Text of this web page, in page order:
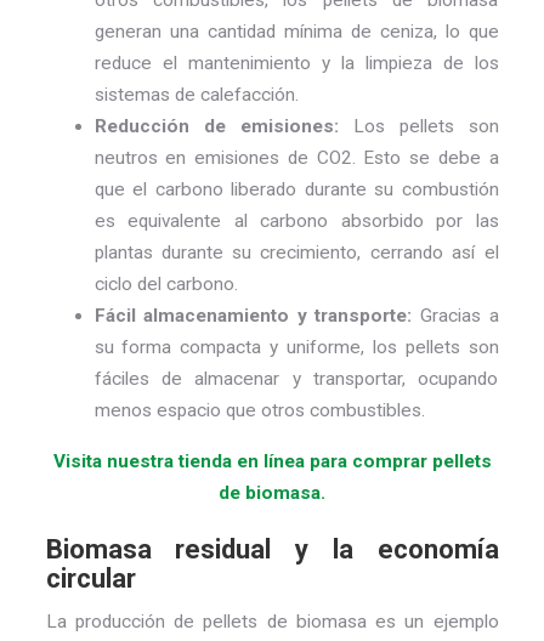
generan una cantidad mínima de ceniza, lo que
reduce el mantenimiento y la limpieza de los
sistemas de calefacción.
Reducción de emisiones: Los pellets son
neutros en emisiones de CO2. Esto se debe a
que el carbono liberado durante su combustión
es equivalente al carbono absorbido por las
plantas durante su crecimiento, cerrando así el
ciclo del carbono.
Fácil almacenamiento y transporte: Gracias a
su forma compacta y uniforme, los pellets son
fáciles de almacenar y transportar, ocupando
menos espacio que otros combustibles.
Visita nuestra tienda en línea para comprar pellets
de biomasa.
Biomasa residual y la economía
circular
La producción de pellets de biomasa es un ejemplo